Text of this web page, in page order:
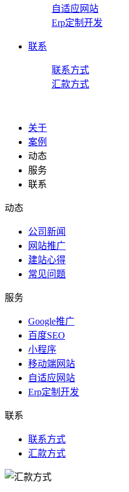
自适应网站
Erp定制开发
联系
联系方式
汇款方式
关于
案例
动态
服务
联系
动态
公司新闻
网站推广
建站心得
常见问题
服务
Google推广
百度SEO
小程序
移动端网站
自适应网站
Erp定制开发
联系
联系方式
汇款方式